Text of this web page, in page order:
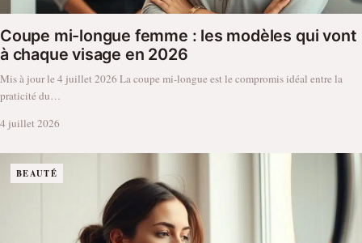
Coupe mi-longue femme : les modèles qui vont
à chaque visage en 2026
Mis à jour le 4 juillet 2026 La coupe mi-longue est le compromis idéal entre la
praticité du…
4 juillet 2026
BEAUTÉ